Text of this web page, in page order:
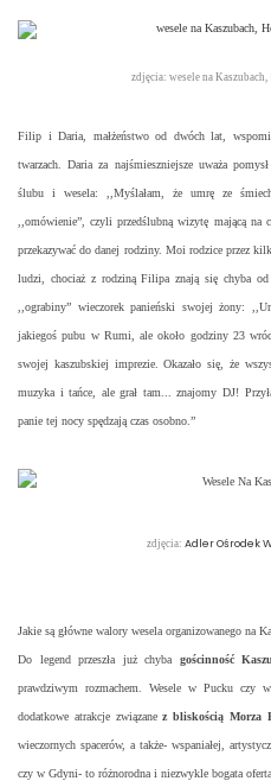
zdjęcia: wesele na Kaszubach,
Filip i Daria, małżeństwo od dwóch lat,
twarzach. Daria za najśmieszniejsze uważa
ślubu i wesela: ,,Myślałam, że umrę ze
,,omówienie”, czyli przedślubną wizytę mającą
przekazywać do danej rodziny. Moi rodzice przez
ludzi, chociaż z rodziną Filipa znają się chyba od
,,ograbiny” wieczorek panieński swojej żony:
jakiegoś pubu w Rumi, ale około godziny 23
swojej kaszubskiej imprezie. Okazało się, że
muzyka i tańce, ale grał tam... znajomy DJ!
panie tej nocy spędzają czas osobno.”
zdjęcia: Adler Ośrodek
Jakie są główne walory wesela organizowanego na
Do legend przeszła już chyba gościnność
prawdziwym rozmachem. Wesele w Pucku czy
dodatkowe atrakcje związanez bliskością Morza
wieczornych spacerów, a także- wspaniałej,
czy w Gdyni- to różnorodna i niezwykle bogata